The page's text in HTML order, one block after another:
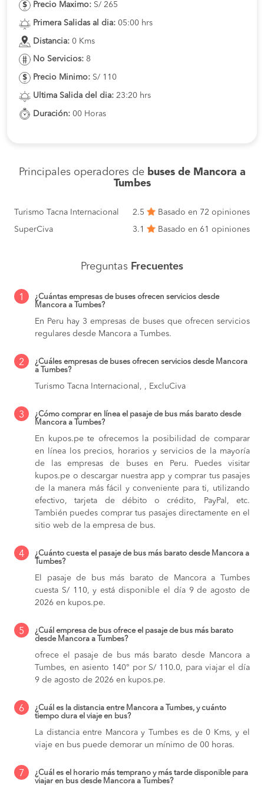
Precio Maximo: S/ 265
Primera Salidas al dia: 05:00 hrs
Distancia: 0 Kms
No Servicios: 8
Precio Minimo: S/ 110
Ultima Salida del dia: 23:20 hrs
Duración: 00 Horas
Principales operadores de buses de Mancora a
Tumbes
Turismo Tacna Internacional 2.5 Basado en 72 opiniones
SuperCiva 3.1 Basado en 61 opiniones
Preguntas Frecuentes
1
¿Cuántas empresas de buses ofrecen servicios desde
Mancora a Tumbes?
En Peru hay 3 empresas de buses que ofrecen servicios
regulares desde Mancora a Tumbes.
2
¿Cuáles empresas de buses ofrecen servicios desde Mancora
a Tumbes?
Turismo Tacna Internacional, , ExcluCiva
3
¿Cómo comprar en línea el pasaje de bus más barato desde
Mancora a Tumbes?
En kupos.pe te ofrecemos la posibilidad de comparar
en línea los precios, horarios y servicios de la mayoría
de las empresas de buses en Peru. Puedes visitar
kupos.pe o descargar nuestra app y comprar tus pasajes
de la manera más fácil y conveniente para ti, utilizando
efectivo, tarjeta de débito o crédito, PayPal, etc.
También puedes comprar tus pasajes directamente en el
sitio web de la empresa de bus.
4
¿Cuánto cuesta el pasaje de bus más barato desde Mancora a
Tumbes?
El pasaje de bus más barato de Mancora a Tumbes
cuesta S/ 110, y está disponible el día 9 de agosto de
2026 en kupos.pe.
5
¿Cuál empresa de bus ofrece el pasaje de bus más barato
desde Mancora a Tumbes?
ofrece el pasaje de bus más barato desde Mancora a
Tumbes, en asiento 140° por S/ 110.0, para viajar el día
9 de agosto de 2026 en kupos.pe.
6
¿Cuál es la distancia entre Mancora a Tumbes, y cuánto
tiempo dura el viaje en bus?
La distancia entre Mancora y Tumbes es de 0 Kms, y el
viaje en bus puede demorar un mínimo de 00 horas.
7
¿Cuál es el horario más temprano y más tarde disponible para
viajar en bus desde Mancora a Tumbes?